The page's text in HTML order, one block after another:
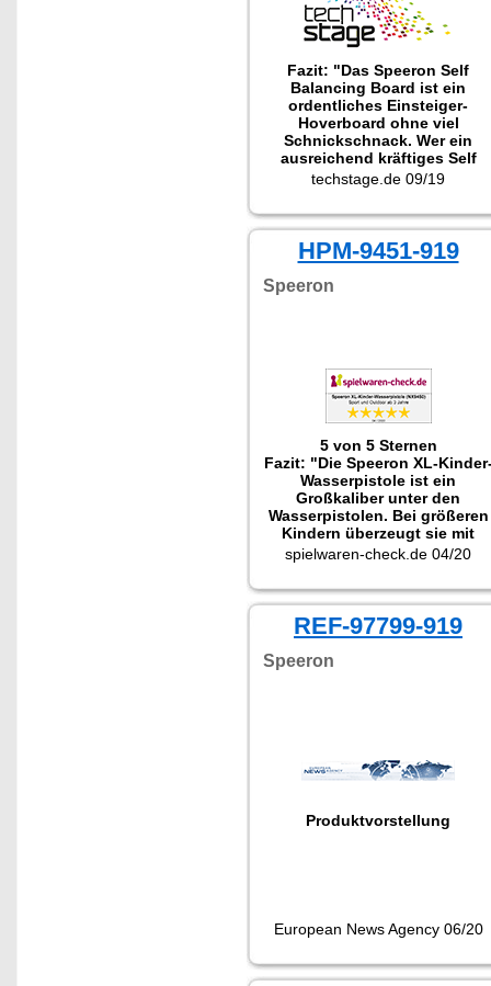
Fazit: "Das Speeron Self
Balancing Board ist ein
ordentliches Einsteiger-
Hoverboard ohne viel
Schnickschnack. Wer ein
ausreichend kräftiges Self
Balancing Board für Draußen
sucht, bekommt ein
zuverlässiges Gerät, welches
auch für schwerere Fahrer
geeignet ist."
techstage.de 09/19
HPM-9451-919
Speeron
5 von 5 Sternen
Fazit: "Die Speeron XL-
Wasserpistole ist ein
Großkaliber unter den
Wasserpistolen. Bei größeren
Kindern überzeugt sie mit
kräftigem Wasserstrahl und
spielwaren-check.de 04/20
REF-97799-919
Speeron
Produktvorstellung
European News Agency 06/20